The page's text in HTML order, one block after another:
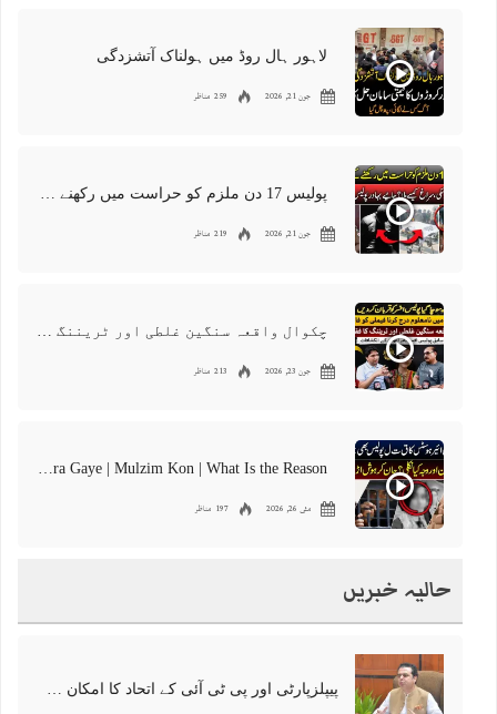
لاہور ہال روڈ میں ہولناک آتشزدگی
جون 21, 2026 259 مناظر
پولیس 17 دن ملزم کو حراست میں رکھنے کے باوجود شواہد نہ ڈھونڈ سکی
جون 21, 2026 219 مناظر
چکوال واقعہ سنگین غلطی اور ٹریننگ کا فقدان ہے
جون 23, 2026 213 مناظر
International Air Hostes Ka Qata** Police Bhe Chakra Gaye | Mulzim Kon | What Is the Reason
مئی 26, 2026 197 مناظر
حالیہ خبریں